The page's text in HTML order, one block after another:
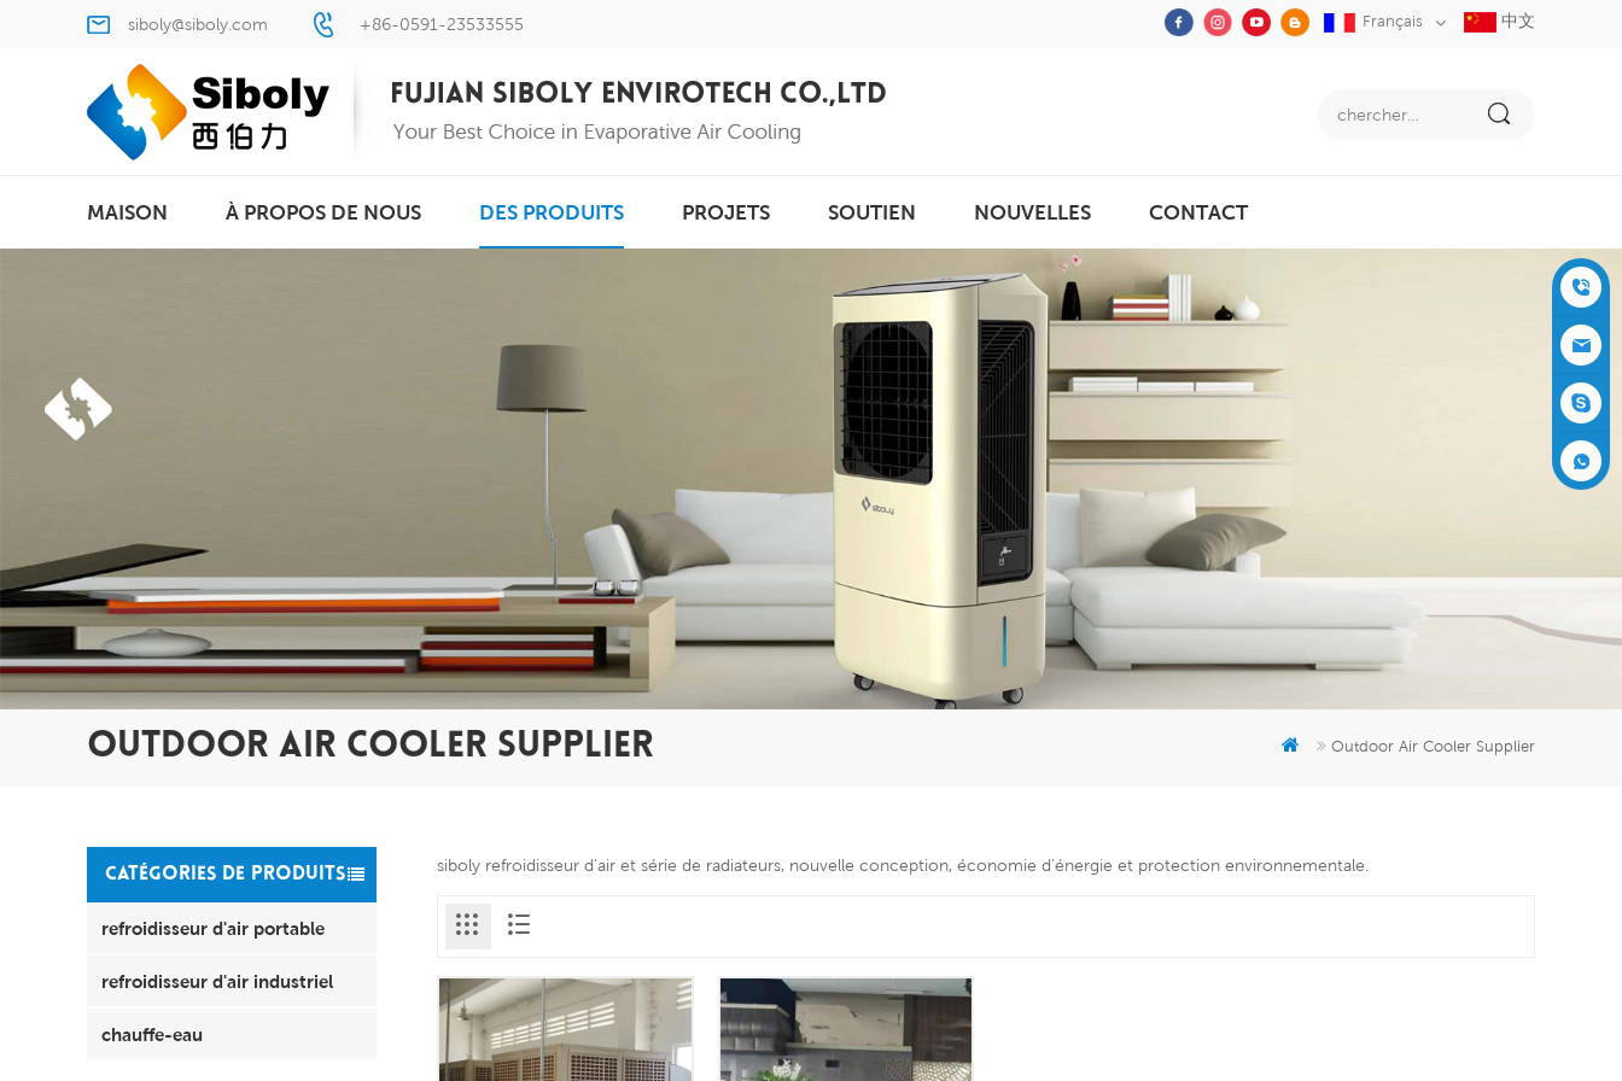
siboly@siboly.com +86-0591-23533555 Français 中文
MAISON À PROPOS DE NOUS DES PRODUITS PROJETS SOUTIEN NOUVELLES CONTACT
OUTDOOR AIR COOLER SUPPLIER Outdoor Air Cooler Supplier
CATÉGORIES DE PRODUITS
refroidisseur d'air portable
refroidisseur d'air industriel
chauffe-eau
siboly refroidisseur d'air et série de radiateurs, nouvelle conception, économie d'énergie et protection environnementale.
+86-05
91-2353
3555
siboly@s
iboly.co
evaporat
er
5951777